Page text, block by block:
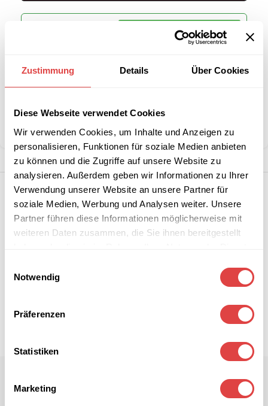
Zustimmung Details Über Cookies
Diese Webseite verwendet Cookies
Wir verwenden Cookies, um Inhalte und Anzeigen zu
personalisieren, Funktionen für soziale Medien anbieten
zu können und die Zugriffe auf unsere Website zu
analysieren. Außerdem geben wir Informationen zu Ihrer
Verwendung unserer Website an unsere Partner für
soziale Medien, Werbung und Analysen weiter. Unsere
Partner führen diese Informationen möglicherweise mit
weiteren Daten zusammen, die Sie ihnen bereitgestellt
Notwendig
Präferenzen
Statistiken
Marketing
B2B-Angebot
anfordern
Marke:Gastro Uzal
Teilen: